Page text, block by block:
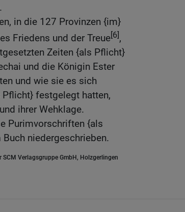
in die 127 Provinzen {im}
Friedens und der Treue[6],
Zeiten {als Pflicht}
und die Königin Ester
und wie sie es sich
festgelegt hatten,
ihrer Wehklage.
Purimvorschriften {als
niedergeschrieben.
Verlagsgruppe GmbH, Holzgerlingen